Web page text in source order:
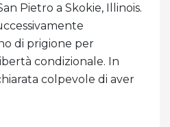
Pietro a Skokie, Illinois.
di prigione per
condizionale. In
colpevole di aver